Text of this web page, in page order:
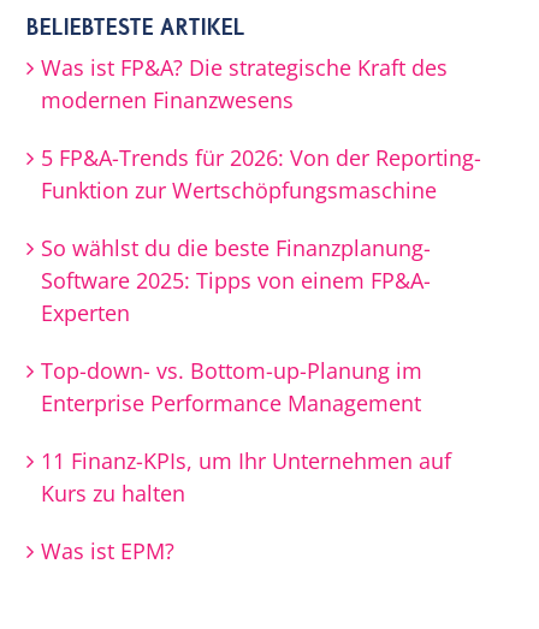
BELIEBTESTE ARTIKEL
Was ist FP&A? Die strategische Kraft des
modernen Finanzwesens
5 FP&A-Trends für 2026: Von der Reporting-
Funktion zur Wertschöpfungsmaschine
So wählst du die beste Finanzplanung-
Software 2025: Tipps von einem FP&A-
Experten
Top-down- vs. Bottom-up-Planung im
Enterprise Performance Management
11 Finanz-KPIs, um Ihr Unternehmen auf
Kurs zu halten
Was ist EPM?